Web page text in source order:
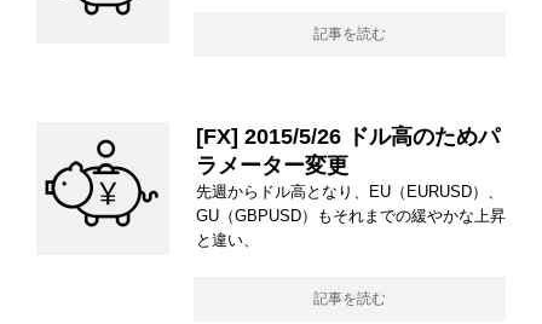
記事を読む
[FX] 2015/5/26 ドル高のためパ
ラメーター変更
先週からドル高となり、EU（EURUSD）、
GU（GBPUSD）もそれまでの緩やかな上昇
と違い、
記事を読む